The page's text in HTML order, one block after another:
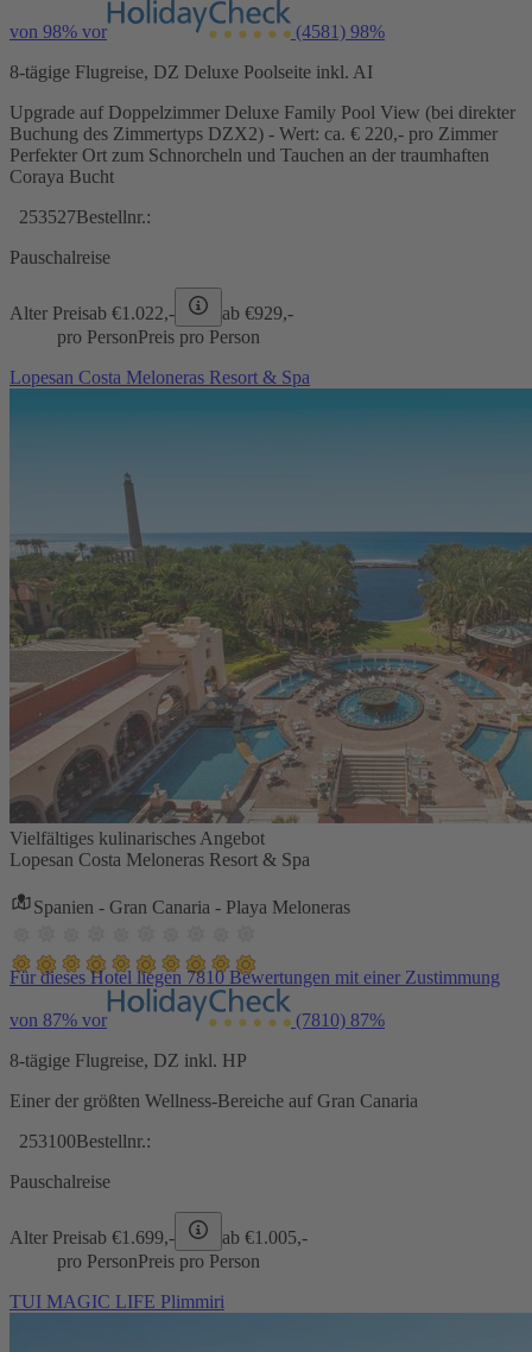
von 98% vor (4581) 98%
8-tägige Flugreise, DZ Deluxe Poolseite inkl. AI
Upgrade auf Doppelzimmer Deluxe Family Pool View (bei direkter
Buchung des Zimmertyps DZX2) - Wert: ca. € 220,- pro Zimmer
Perfekter Ort zum Schnorcheln und Tauchen an der traumhaften
Coraya Bucht
253527Bestellnr.:
Pauschalreise
Alter Preisab €1.022,- ab €929,-
pro PersonPreis pro Person
Lopesan Costa Meloneras Resort & Spa
Vielfältiges kulinarisches Angebot
Lopesan Costa Meloneras Resort & Spa
Spanien - Gran Canaria - Playa Meloneras
Für dieses Hotel liegen 7810 Bewertungen mit einer Zustimmung
von 87% vor (7810) 87%
8-tägige Flugreise, DZ inkl. HP
Einer der größten Wellness-Bereiche auf Gran Canaria
253100Bestellnr.:
Pauschalreise
Alter Preisab €1.699,- ab €1.005,-
pro PersonPreis pro Person
TUI MAGIC LIFE Plimmiri